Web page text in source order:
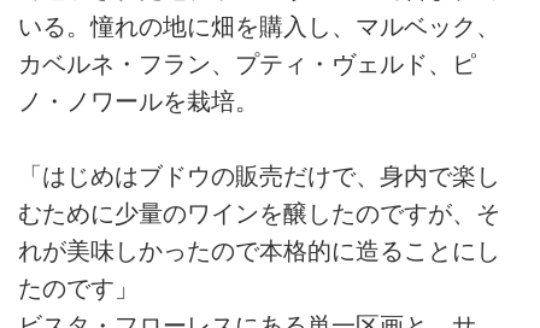
いる。憧れの地に畑を購入し、マルベック、
カベルネ・フラン、プティ・ヴェルド、ピ
ノ・ノワールを栽培。
「はじめはブドウの販売だけで、身内で楽し
むために少量のワインを醸したのですが、そ
れが美味しかったので本格的に造ることにし
たのです」